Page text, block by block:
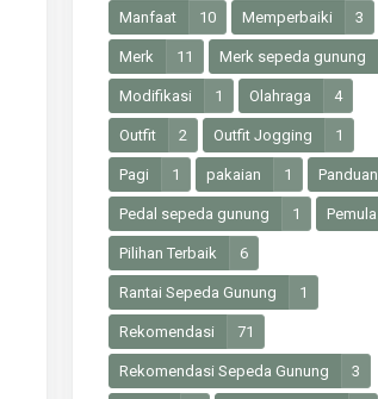
Manfaat 10 Memperbaiki 3
Merk 11 Merk sepeda gunung
Modifikasi 1 Olahraga 4
Outfit 2 Outfit Jogging 1
Pagi 1 pakaian 1 Panduan
Pedal sepeda gunung 1 Pemula
Pilihan Terbaik 6
Rantai Sepeda Gunung 1
Rekomendasi 71
Rekomendasi Sepeda Gunung 3